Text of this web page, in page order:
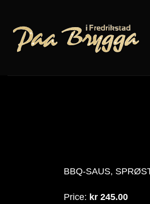
content
BBQ-SAUS,
Price: kr 245.00